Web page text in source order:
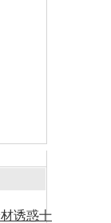
诱惑十